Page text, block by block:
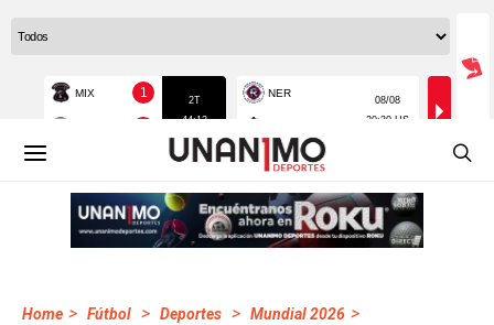
Home > Fútbol > Deportes > Mundial 2026 >